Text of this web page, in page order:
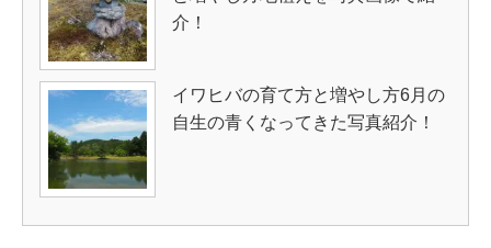
介！
イワヒバの育て方と増やし方6月の
自生の青くなってきた写真紹介！